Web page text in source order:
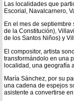
Las localidades que
Escorial, Navalcarnero,
En el mes de
de la Constitución),
de los Santos Niños) y
El compositor, artista
transformándolo en una
localidad, una geografía
María Sánchez, por su
una cadena de espejos
asistente a convertirse